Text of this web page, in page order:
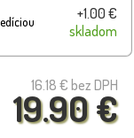
+1.00 €
skladom
16.18 € bez DPH
19.90 €